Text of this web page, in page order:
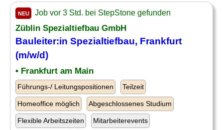
NEU Job vor 3 Std. bei StepStone gefunden
Züblin Spezialtiefbau GmbH
Bauleiter:in Spezialtiefbau, Frankfurt
(m/w/d)
• Frankfurt am Main
Führungs-/ Leitungspositionen Teilzeit
Homeoffice möglich Abgeschlossenes Studium
Flexible Arbeitszeiten Mitarbeiterevents